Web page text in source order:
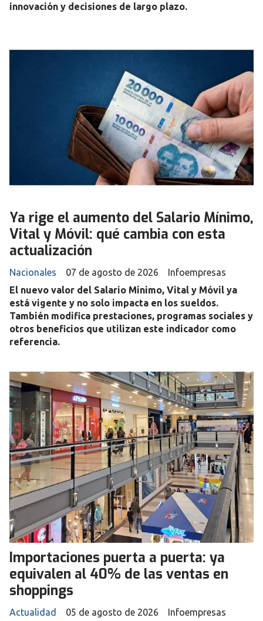
innovación y decisiones de largo plazo.
Ya rige el aumento del Salario Mínimo,
Vital y Móvil: qué cambia con esta
actualización
Infoempresas
Nacionales
07 de agosto de 2026
El nuevo valor del Salario Mínimo, Vital y Móvil ya
está vigente y no solo impacta en los sueldos.
También modifica prestaciones, programas sociales y
otros beneficios que utilizan este indicador como
referencia.
Importaciones puerta a puerta: ya
equivalen al 40% de las ventas en
shoppings
Infoempresas
Actualidad
05 de agosto de 2026